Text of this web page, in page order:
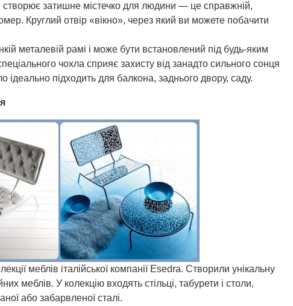
створює затишне містечко для людини — це справжній,
Круглий отвір «вікно», через який ви можете побачити
металевій рамі і може бути встановлений під будь-яким
чохла сприяє захисту від занадто сильного сонця
ідеально підходить для балкона, заднього двору, саду.
меблів італійської компанії Esedra. Створили унікальну
меблів. У колекцію входять стільці, табурети і столи,
або забарвленої сталі.